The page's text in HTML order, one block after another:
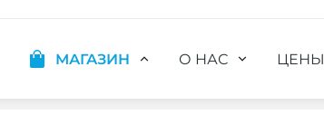
МАГАЗИН О НАС ЦЕНЫ